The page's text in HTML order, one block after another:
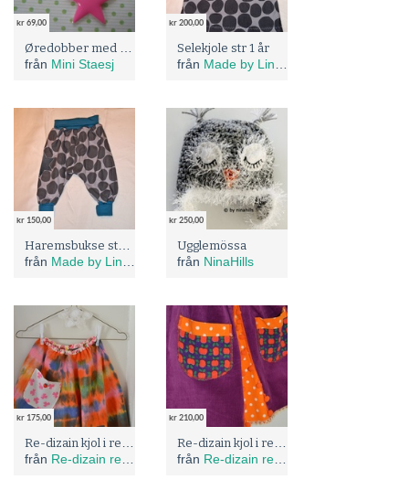
kr 69,00
från Mini Staesj
kr 200,00
Selekjole str 1 år
från Made by Line H
kr 150,00
från Made by Line H
kr 250,00
Ugglemössa
från NinaHills
kr 175,00
från Re-dizain retro design
kr 210,00
från Re-dizain retro design